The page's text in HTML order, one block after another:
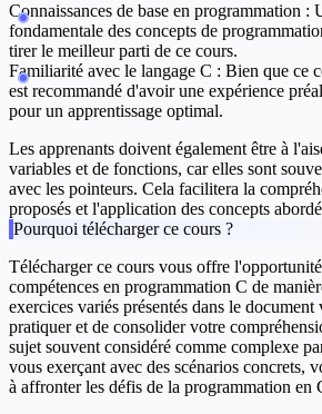
Connaissances de base en programmation :
fondamentale des concepts de
tirer le meilleur parti de ce cours.
Familiarité avec le langage C : Bien que ce
est recommandé d'avoir une expérience
pour un apprentissage optimal.
Les apprenants doivent également être à
variables et de fonctions, car elles sont
avec les pointeurs. Cela facilitera la
proposés et l'application des concepts
Pourquoi télécharger ce cours ?
Télécharger ce cours vous offre
compétences en programmation C de
exercices variés présentés dans le
pratiquer et de consolider votre
sujet souvent considéré comme complexe
vous exerçant avec des scénarios concrets,
à affronter les défis de la programmation en